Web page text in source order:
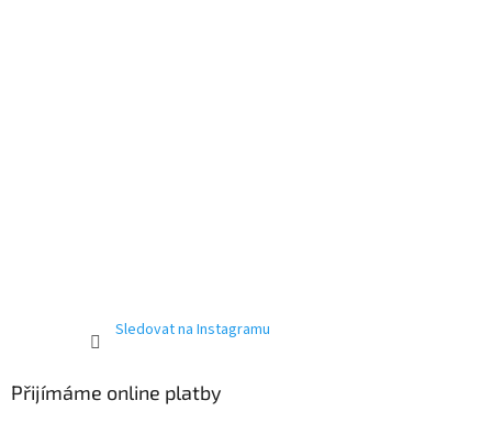
Sledovat na Instagramu
Přijímáme online platby